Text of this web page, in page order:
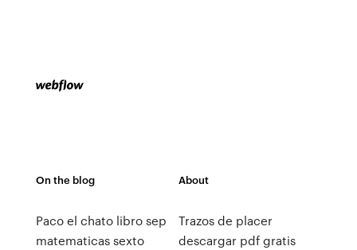
On the blog
Paco el chato libro sep
matematicas sexto
About
Trazos de placer
descargar pdf gratis